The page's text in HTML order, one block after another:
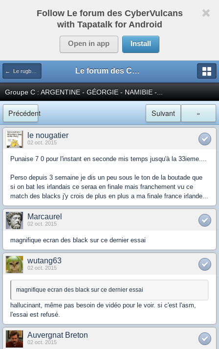
Follow Le forum des CyberVulcans
with Tapatalk for Android
Open in app Install
← Le rugby international Le forum des CyberVulcans
Groupe C : ARGENTINE - GÉORGIE - NAMIBIE -...
Précédent »
Suivant
le nougatier
02 oct. 2015
Punaise 7 0 pour l'instant en seconde mis temps jusqu'à la 33ieme....
Perso depuis 3 semaine je dis un peu sous le ton de la boutade que
si on bat les irlandais ce seraa en finale mais franchement vu ce
match des blacks j'y crois de plus en plus a ma finale france irlande...
Marcaurel
02 oct. 2015
magnifique ecran des black sur ce dernier essai
wutang63
02 oct. 2015
magnifique ecran des black sur ce dernier essai
hallucinant, même pas besoin de vidéo pour le voir. si c'est l'asm,
l'essai est refusé.
Auvergnat Breton
02 oct. 2015